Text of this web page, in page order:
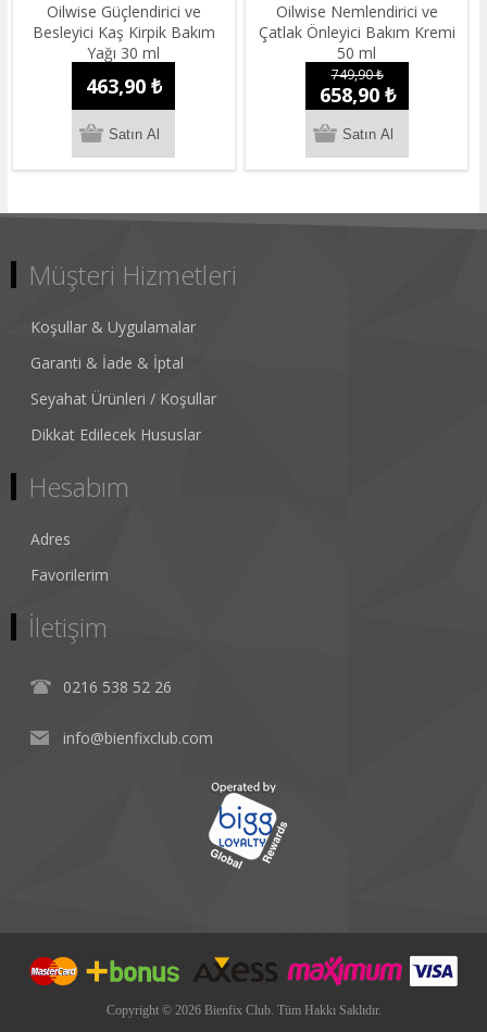
Oilwise Güçlendirici ve
Besleyici Kaş Kirpik Bakım
Yağı 30 ml
463,90 ₺
Oilwise Nemlendirici ve
Çatlak Önleyici Bakım Kremi
50 ml
749,90 ₺
658,90 ₺
Müşteri Hizmetleri
Koşullar & Uygulamalar
Garanti & İade & İptal
Seyahat Ürünleri / Koşullar
Dikkat Edilecek Hususlar
Hesabım
Adres
Favorilerim
İletişim
0216 538 52 26
info@bienfixclub.com
Copyright © 2026 Bienfix Club. Tüm Hakkı Saklıdır.